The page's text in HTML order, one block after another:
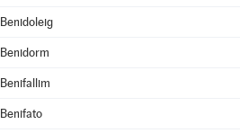
Benidoleig
Benidorm
Benifallim
Benifato